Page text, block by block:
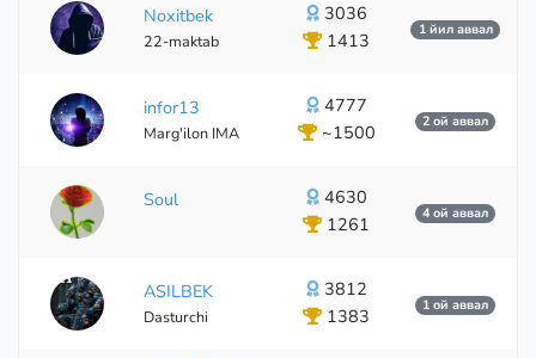
Noxitbek
22-maktab
3036
1413
1 йил аввал
infor13
Marg'ilon IMA
4777
~1500
2 ой аввал
Soul
4630
1261
4 ой аввал
ASILBEK
Dasturchi
3812
1383
1 ой аввал